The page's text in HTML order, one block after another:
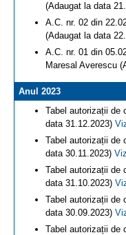
(Adaugat la data
A.C. nr. 02 din
(Adaugat la data
A.C. nr. 01 din
Maresal Averescu
Anul 2023
Tabel autorizații de
data 31.12.2023)
Tabel autorizații de
data 30.11.2023)
Tabel autorizații de
data 31.10.2023)
Tabel autorizații de
data 30.09.2023)
Tabel autorizații de